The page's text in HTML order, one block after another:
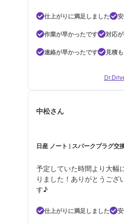
仕上がりに満足しました
作業が早かったです
対応
連絡が早かったです
見積
中松さん
日産 ノート | スパークプラグ交
予定していた時間より大幅
りました！ありがとうござ
す♪
仕上がりに満足しました